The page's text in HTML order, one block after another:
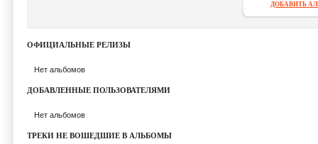
ДОБАВИТЬ
ОФИЦИАЛЬНЫЕ РЕЛИЗЫ
Нет альбомов
ДОБАВЛЕННЫЕ ПОЛЬЗОВАТЕЛЯМИ
Нет альбомов
ТРЕКИ НЕ ВОШЕДШИЕ В АЛЬБОМЫ